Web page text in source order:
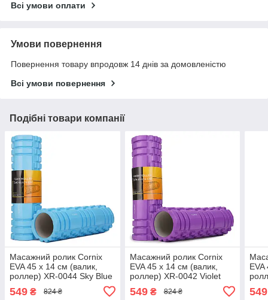
Всі умови оплати
Умови повернення
Повернення товару впродовж 14 днів за домовленістю
Всі умови повернення
Подібні товари компанії
Масажний ролик Cornix
EVA 45 x 14 см (валик,
роллер) XR-0044 Sky Blue
549 ₴ 824 ₴
Масажний ролик Cornix
EVA 45 x 14 см (валик,
роллер) XR-0042 Violet
549₴ 824 ₴ 549